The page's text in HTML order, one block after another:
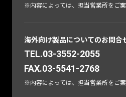
※内容によっては、担当営業所をご案
海外向け製品についてのお問合
TEL.03-3552-2055
FAX.03-5541-2768
※内容によっては、担当営業所をご案